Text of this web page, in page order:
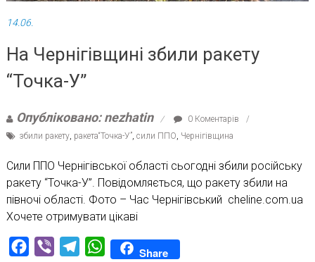
14.06.
На Чернігівщині збили ракету
“Точка-У”
Опубліковано: nezhatin
0 Коментарів
збили ракету, ракета“Точка-У”, сили ППО Чернігівщина
Сили ППО Чернігівської області сьогодні збили російську
ракету “Точка-У”. Повідомляється, що ракету збили на
півночі області. Фото – Час Чернігівський cheline.com.ua
Хочете отримувати цікаві
Facebook
Viber TelegramWhatsAppShare